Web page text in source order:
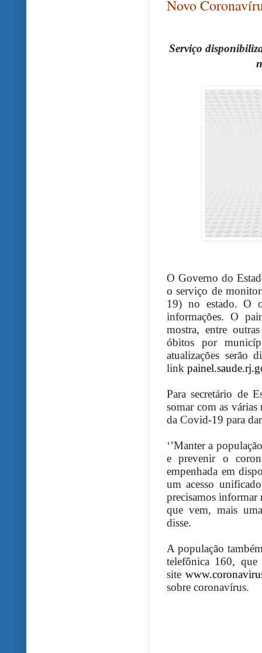
Novo
Serviço
O Governo do
o serviço de
19) no estado. O
informações. O
mostra, entre
óbitos por
atualizações serão
link
Para secretário de
somar com as
da Covid-19 para
‘’Manter a
e prevenir o
empenhada em
um acesso
precisamos informar
que vem, mais
disse.
A população
telefônica 160,
site
sobre coronavírus.